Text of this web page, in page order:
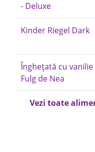
- Deluxe
Kinder Riegel Dark
Înghețată cu
Fulg de Nea
Vezi toate